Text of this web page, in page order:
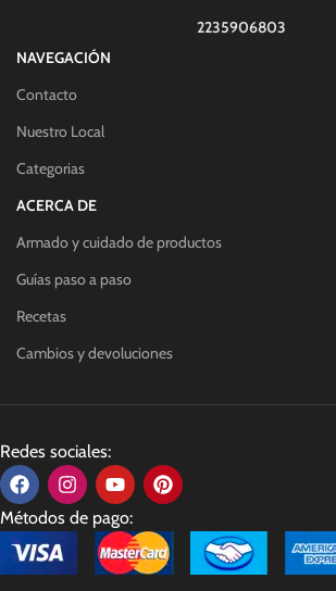
2235906803
NAVEGACIÓN
Contacto
Nuestro Local
Categorias
ACERCA DE
Armado y cuidado de productos
Guías paso a paso
Recetas
Cambios y devoluciones
Redes sociales:
Métodos de pago: